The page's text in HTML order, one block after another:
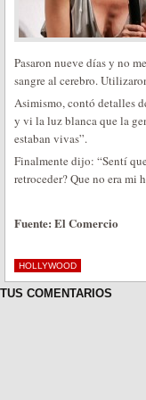
Pasaron nueve días y no
sangre al cerebro.
Asimismo, contó detalles
y vi la luz blanca que la
estaban vivas”.
Finalmente dijo: “Sentí
retroceder? Que no era mi
Fuente: El Comercio
HOLLYWOOD
TUS COMENTARIOS